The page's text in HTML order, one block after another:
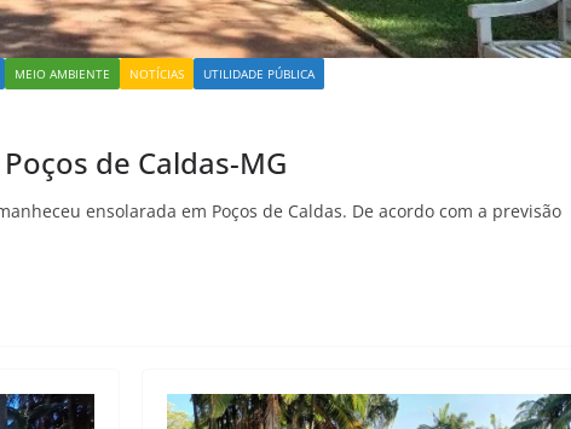
MEIO AMBIENTE NOTÍCIAS UTILIDADE PÚBLICA
de Caldas-MG
ensolarada em Poços de Caldas. De acordo com a previsão